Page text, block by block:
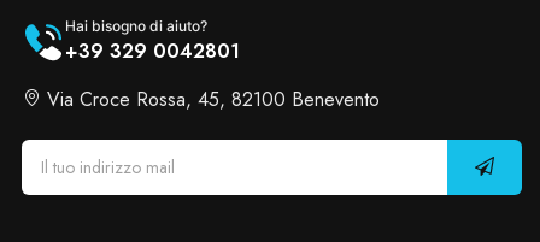
Hai bisogno di aiuto?
+39 329 0042801
Via Croce Rossa, 45, 82100 Benevento